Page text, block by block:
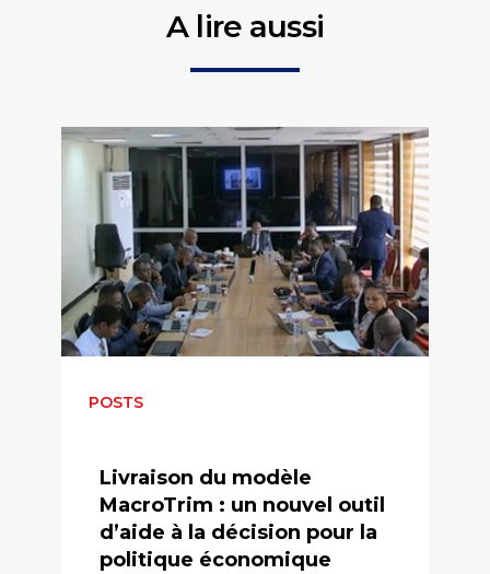
A lire aussi
POSTS
Livraison du modèle
MacroTrim : un nouvel outil
d’aide à la décision pour la
politique économique